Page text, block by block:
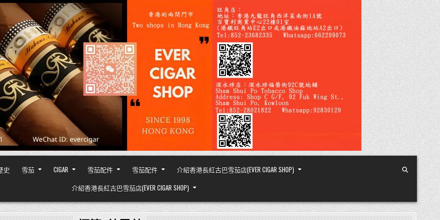
史 雪茄 CIGAR 雪茄配件 雪茄配件
介紹香港長紅古巴雪茄店(EVER CIGAR SHOP)
介紹香港長紅古巴雪茄店(EVER CIGAR SHOP)